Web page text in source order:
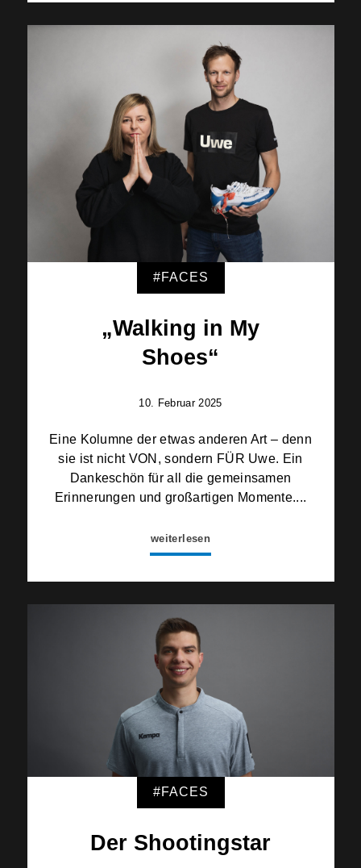
#FACES
„Walking in My
Shoes“
10. Februar 2025
Eine Kolumne der etwas anderen Art – denn
sie ist nicht VON, sondern FÜR Uwe. Ein
Dankeschön für all die gemeinsamen
Erinnerungen und großartigen Momente....
weiterlesen
#FACES
Der Shootingstar